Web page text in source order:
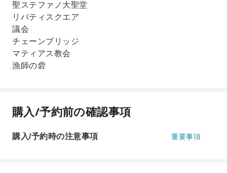
聖ステファノ大聖堂
リバティスクエア
議会
チェーンブリッジ
マティアス教会
漁師の砦
購入/予約前の確認事項
購入/予約時の注意事項 重要事項